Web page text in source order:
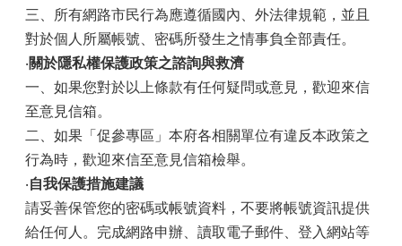
三、所有網路市民行為應遵循國內、外法律規範，並且
對於個人所屬帳號、密碼所發生之情事負全部責任。
‧關於隱私權保護政策之諮詢與救濟
一、如果您對於以上條款有任何疑問或意見，歡迎來信
至意見信箱。
二、如果「促參專區」本府各相關單位有違反本政策之
行為時，歡迎來信至意見信箱檢舉。
‧自我保護措施建議
請妥善保管您的密碼或帳號資料，不要將帳號資訊提供
給任何人。完成網路申辦、讀取電子郵件、登入網站等